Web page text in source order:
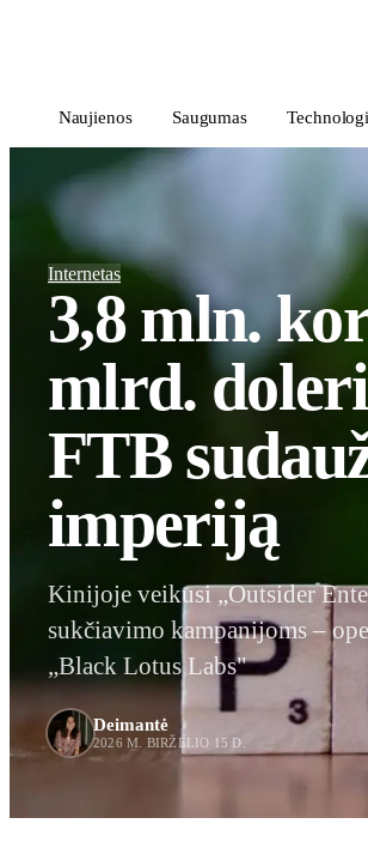
Naujienos Saugumas
Internetas
3,8 mln.
mlrd.
FTB
imperiją
Kinijoje veikusi „Outsider
sukčiavimo kampanijoms –
„Black Lotus Labs"
Deimantė
2026 M. BIRŽELIO 15 D.